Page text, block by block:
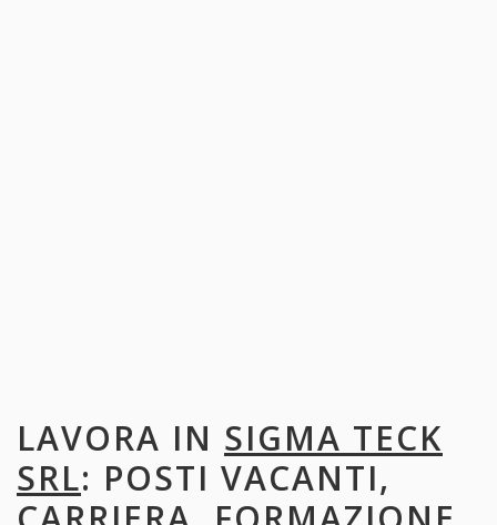
LAVORA IN SIGMA TECK
SRL: POSTI VACANTI,